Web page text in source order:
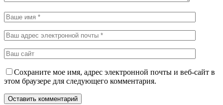
Сохраните мое имя, адрес электронной почты и веб-сайт в
этом браузере для следующего комментария.